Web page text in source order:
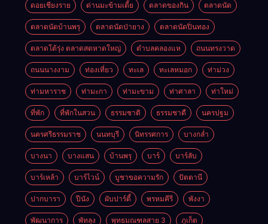
ดอยเชียงราย ด่านมะข้ามเตี้ย ตลาดของกิน ตลาดนัด
ตลาดนัดบ้านพรุ ตลาดนัดป่ายาง ตลาดนัดปิ่นทอง
ตลาดโต้รุ่ง ตลาดสดหาดใหญ่ ตำบลคลองแห ถนนทรงวาด
ถนนนางงาม ท่องเที่ยว ทะเล ทะเลหมอก ท่าม่วง
ท่ามหาราช ท่ามะกา ท่ามะขาม ท่าศาลา ท่าใหม่
ที่พัก ที่พักในสวน ธรรมชาติ ธรรมชาตื นครปฐม
นครศรีธรรมราช นนทบุรี นิทรรศการ บางกล่ำ
บางนา บางแสน บ้านพรุ บาร์ บาร์ลับ
บาร์เหล้า บาร์ไวน์ บูชาขอความรัก ปัตตานี
ปากบารา ปีนัง ผับปาร์ตี้ พรหมคีรี พังงา
พัฒนาการ พัทลุง พุทธมณฑลสาย 3 ภูเก็ต